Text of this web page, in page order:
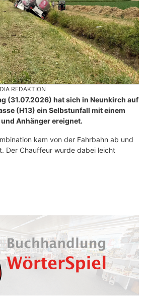
REDAKTION
(31.07.2026) hat sich in Neunkirch auf
(H13) ein Selbstunfall mit einem
Anhänger ereignet.
kam von der Fahrbahn ab und
Der Chauffeur wurde dabei leicht